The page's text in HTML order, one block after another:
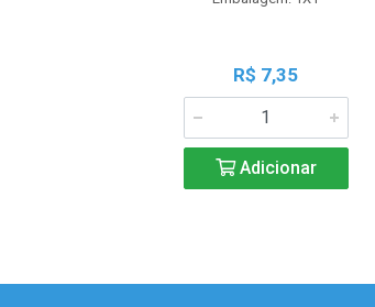
R$ 7,35
Adicionar